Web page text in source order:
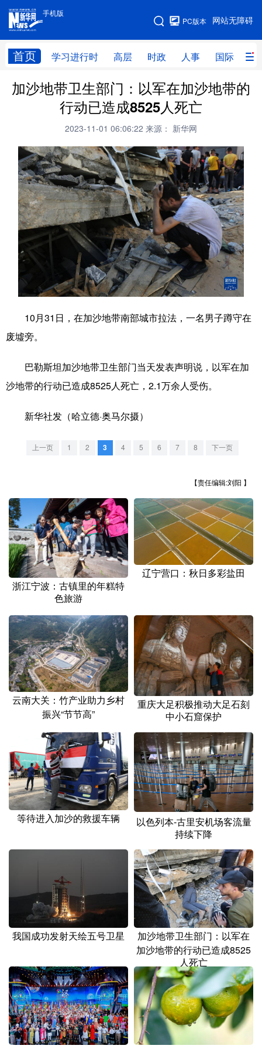
手机版
网站无障碍
PC版本
首页 学习进行时 高层 时政 人事 国际 财
手机版
网站地图
学习进行时 高层 时政 人事
财经 网评
科技 科创 量子 体育
文化 书画 健康 军事
访谈 视频 图片 政务
法律 中央文件 金融 汽车
食品 人居 信息化 数字经济
学术中国 乡村振兴 银龄 溯源中国
彩票
文化产业
北京 天津 河北 山西
浙江 安徽 福建 江西
山东 河南 湖北 湖南
广东 广西 海南 重庆
四川 贵州 云南 西藏
新疆 内蒙古 黑龙江
多语种频道
English Español Français عربى
Русский язык 日本語 한국어
Deutsch Português
加沙地带卫生部门：以军在加沙地带的
行动已造成8525人死亡
2023-11-01 06:06:22 来源： 新华网
10月31日，在加沙地带南部城市拉法，一名男子蹲守在
废墟旁。
巴勒斯坦加沙地带卫生部门当天发表声明说，以军在加
沙地带的行动已造成8525人死亡，2.1万余人受伤。
新华社发（哈立德·奥马尔摄）
上一页 1 2 3 4 5 6 7 8 下一页
【责任编辑:刘阳 】
浙江宁波：古镇里的年糕特
色旅游
辽宁营口：秋日多彩盐田
云南大关：竹产业助力乡村
振兴“节节高”
重庆大足积极推动大足石刻
中小石窟保护
等待进入加沙的救援车辆
以色列本-古里安机场客流量
持续下降
我国成功发射天绘五号卫星
加沙地带卫生部门：以军在
加沙地带的行动已造成8525
人死亡